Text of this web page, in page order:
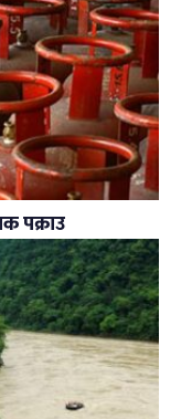
पक्राउ